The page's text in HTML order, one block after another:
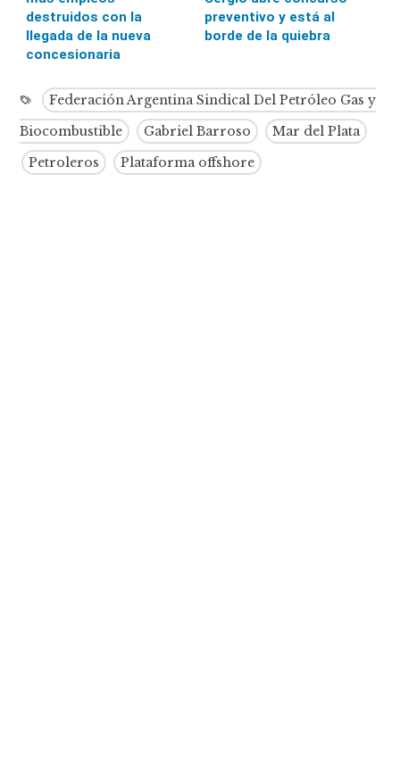
destruidos con la
llegada de la nueva
concesionaria
preventivo y está al
borde de la quiebra
Federación Argentina Sindical Del Petróleo Gas y
Biocombustible
Gabriel Barroso
Mar del Plata
Petroleros
Plataforma offshore